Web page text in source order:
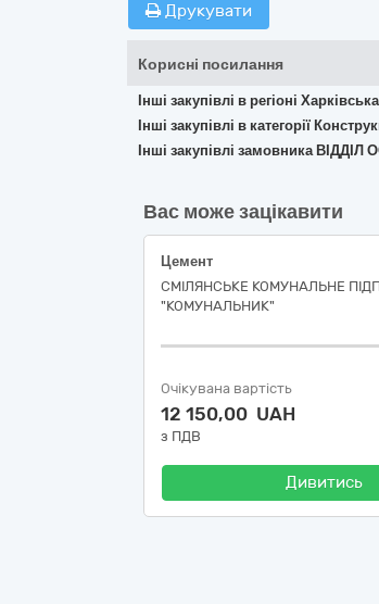
Друкувати
Корисні посилання
Інші закупівлі в регіоні
Інші закупівлі в категорії
Інші закупівлі замовника
Вас може зацікавити
Цемент
СМІЛЯНСЬКЕ КОМУНАЛЬНЕ
"КОМУНАЛЬНИК"
Очікувана вартість
12 150,00 UAH
з ПДВ
Дивитись